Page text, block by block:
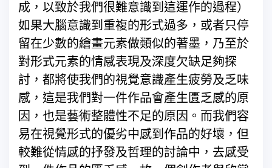
成，以致於我們很難意識到這運作的過程）
如果大腦意識到重複的形式過多，或者只停
留在少數的繪畫元素做類似的著墨，乃至於
對形式元素的情感表現及深度欠缺足夠探
討，都將使我們的視覺意識產生疲勞及乏味
感，這是我們對一件作品會產生匱乏感的原
因，也是藝術整體性不足的原因。而我們容
易在視覺形式的優劣中感到作品的好壞，但
較難從情感的抒發及哲理的討論中，去感受